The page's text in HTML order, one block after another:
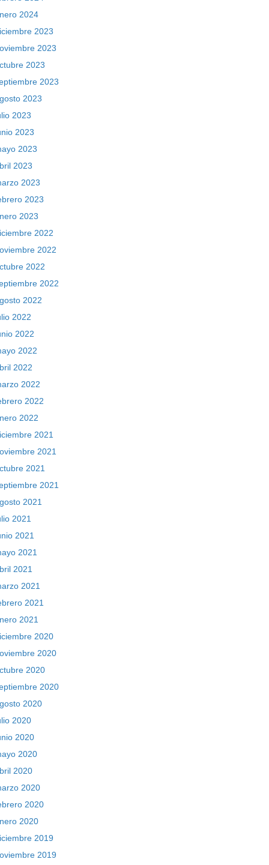
2024
2023
2023
2023
2023
2023
2023
2023
2023
2023
2023
2023
2023
2022
2022
2022
2022
2022
2022
2022
2022
2022
2022
2022
2022
2021
2021
2021
2021
2021
2021
2021
2021
2021
2021
2021
2021
2020
2020
2020
2020
2020
2020
2020
2020
2020
2020
2020
2020
2019
2019